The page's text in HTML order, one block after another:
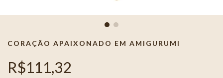
CORAÇÃO APAIXONADO EM AMIGURUMI
R$111,32